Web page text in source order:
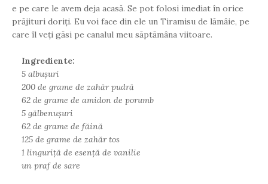
e pe care le avem deja acasă. Se pot folosi imediat în orice
prăjituri doriți. Eu voi face din ele un Tiramisu de lămâie, pe
care îl veți găsi pe canalul meu săptămâna viitoare.
Ingrediente:
5 albușuri
200 de grame de zahăr pudră
62 de grame de amidon de porumb
5 gălbenușuri
62 de grame de făină
125 de grame de zahăr tos
1 linguriță de esență de vanilie
un praf de sare